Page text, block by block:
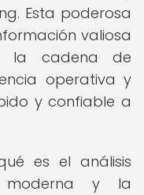
Esta poderosa
valiosa
la cadena de
operativa y
y confiable a
es el análisis
moderna y la